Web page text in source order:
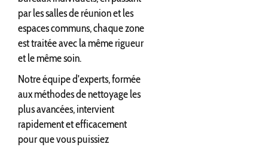
par les salles de réunion et les
espaces communs, chaque zone
est traitée avec la même rigueur
et le même soin.
Notre équipe d'experts, formée
aux méthodes de nettoyage les
plus avancées, intervient
rapidement et efficacement
pour que vous puissiez